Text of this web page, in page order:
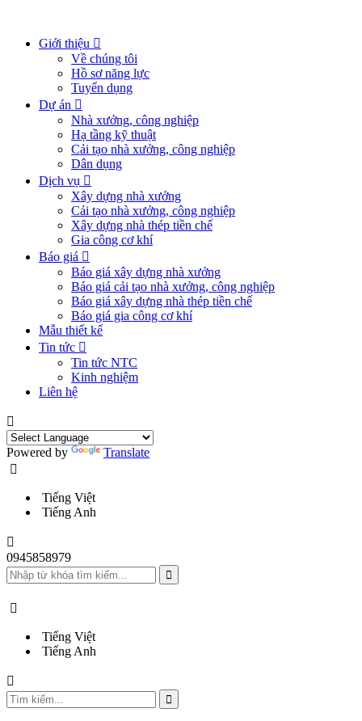
Giới thiệu
Về chúng tôi
Hồ sơ năng lực
Tuyển dụng
Dự án
Nhà xưởng, công nghiệp
Hạ tầng kỹ thuật
Cải tạo nhà xưởng, công nghiệp
Dân dụng
Dịch vụ
Xây dựng nhà xưởng
Cải tạo nhà xưởng, công nghiệp
Xây dựng nhà thép tiền chế
Gia công cơ khí
Báo giá
Báo giá xây dựng nhà xưởng
Báo giá cải tạo nhà xưởng, công nghiệp
Báo giá xây dựng nhà thép tiền chế
Báo giá gia công cơ khí
Mẫu thiết kế
Tin tức
Tin tức NTC
Kinh nghiệm
Liên hệ
Powered by Translate
Tiếng Việt
Tiếng Anh
0945858979
Tiếng Việt
Tiếng Anh